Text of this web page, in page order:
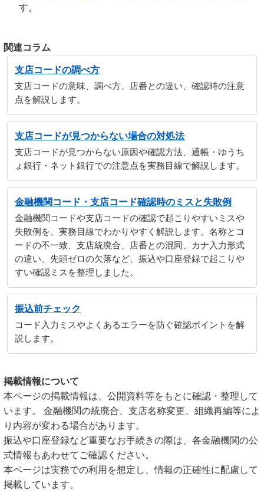
す。
関連コラム
支店コードの調べ方
支店コードの意味、調べ方、店番との違い、確認時の注意
点を解説します。
支店コードが見つからない場合の対処法
支店コードが見つからない原因や確認方法、通帳・ゆうち
ょ銀行・ネット銀行での注意点を実務目線で解説します。
金融機関コード・支店コード確認時のミスと失敗例
金融機関コードや支店コードの確認で起こりやすいミスや
失敗例を、実務目線でわかりやすく解説します。名称とコ
ードの不一致、支店統廃合、店番との混同、カナ入力形式
の違い、先頭ゼロの欠落など、振込や口座登録で起こりや
すい確認ミスを整理しました。
振込前チェック
コード入力ミスやよくあるエラーを防ぐ確認ポイントを解
説します。
掲載情報について
本ページの掲載情報は、公開資料等をもとに確認・整理して
います。 金融機関の統廃合、支店名称変更、組織再編等によ
り内容が変わる場合があります。
振込や口座登録など重要なお手続きの際は、各金融機関の公
式情報もあわせてご確認ください。
本ページは実務での利用を想定し、情報の正確性に配慮して
掲載しています。